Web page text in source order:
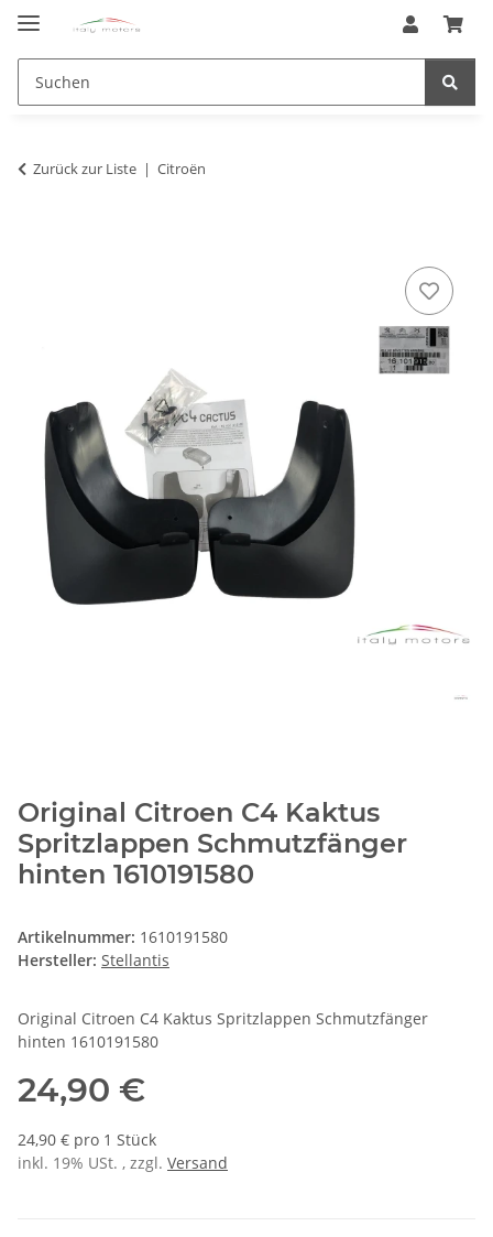
Zurück zur Liste Citroën
Original Citroen C4 Kaktus
Spritzlappen Schmutzfänger
hinten 1610191580
Artikelnummer: 1610191580
Hersteller: Stellantis
Original Citroen C4 Kaktus Spritzlappen Schmutzfänger
hinten 1610191580
24,90 €
24,90 € pro 1 Stück
inkl. 19% USt. , zzgl. Versand